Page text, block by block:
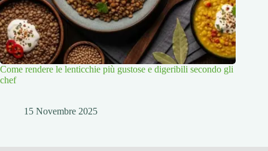
Come rendere le lenticchie più gustose e digeribili secondo gli
chef
15 Novembre 2025